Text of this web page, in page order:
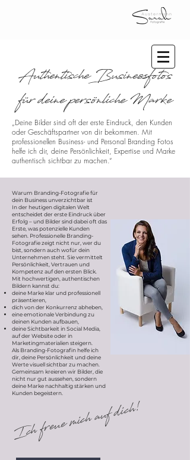
Authentische Businessfotos
für deine persönliche Marke
„Deine Bilder sind oft der erste Eindruck, den Kunden
oder Geschäftspartner von dir bekommen. Mit
professionellen Business- und Personal Branding Fotos
helfe ich dir, deine Persönlichkeit, Expertise und Marke
authentisch sichtbar zu machen.“
Warum Branding-Fotografie für
dein Business unverzichtbar ist
In der heutigen digitalen Welt
entscheidet der erste Eindruck über
Erfolg – und Bilder sind dabei oft das
Erste, was potenzielle Kunden
sehen. Professionelle Branding-
Fotografie zeigt nicht nur, wer du
bist, sondern auch wofür dein
Unternehmen steht. Sie vermittelt
Persönlichkeit, Vertrauen und
Kompetenz auf den ersten Blick.
Mit hochwertigen, authentischen
Bildern kannst du:
deine Marke klar und professionell
präsentieren,
dich von der Konkurrenz abheben,
eine emotionale Verbindung zu
deinen Kunden aufbauen,
deine Sichtbarkeit in Social Media,
auf der Website oder in
Marketingmaterialien steigern.
Als Branding-Fotografin helfe ich
dir, deine Persönlichkeit und deine
Werte visuell sichtbar zu machen.
Gemeinsam kreieren wir Bilder, die
nicht nur gut aussehen, sondern
deine Marke nachhaltig stärken und
Kunden begeistern.
Ich freue mich auf dich!